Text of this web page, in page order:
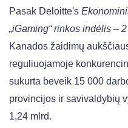
Pasak Deloitte's
„iGaming“ rinkos indėlis –
Kanados žaidimų
reguliuojamoje
sukurta beveik 15 000
provincijos ir savivaldybių
1,24 mlrd.